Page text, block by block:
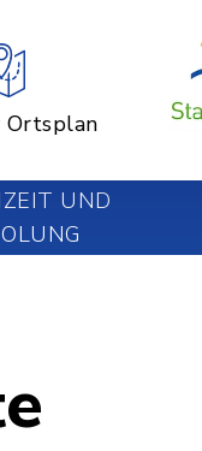
UND